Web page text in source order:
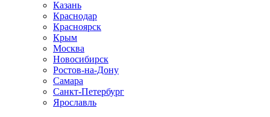
Казань
Краснодар
Красноярск
Крым
Москва
Новосибирск
Ростов-на-Дону
Самара
Санкт-Петербург
Ярославль